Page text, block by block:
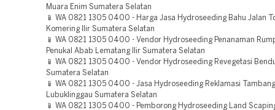
Muara Enim Sumatera Selatan
📱 WA 0821 1305 0400 - Harga Jasa Hydroseeding Bahu Jalan
Komering Ilir Sumatera Selatan
📱 WA 0821 1305 0400 - Vendor Hydroseeding Penanaman
Penukal Abab Lematang Ilir Sumatera Selatan
📱 WA 0821 1305 0400 - Vendor Hydroseeding Revegetasi
Sumatera Selatan
📱 WA 0821 1305 0400 - Jasa Hydroseeding Reklamasi Tambang
Lubuklinggau Sumatera Selatan
📱 WA 0821 1305 0400 - Pemborong Hydroseeding Land